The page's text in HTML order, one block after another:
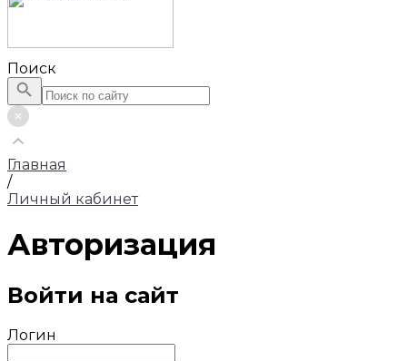
Поиск
Главная
/
Личный кабинет
Авторизация
Войти на сайт
Логин